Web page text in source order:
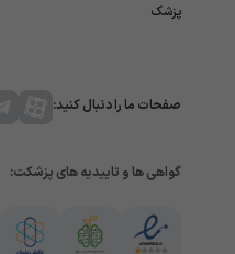
پزشک
صفحات ما را دنبال کنید:
گواهی ها و تاییدیه های پزشکت: